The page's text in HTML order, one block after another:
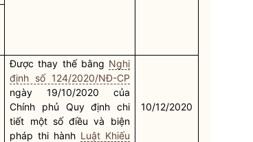
Được thay thế bằng Nghị
định số 124/2020/NĐ-CP
ngày 19/10/2020 của
Chính phủ Quy định chi
tiết một số điều và biện
pháp thi hành Luật Khiếu
10/12/2020